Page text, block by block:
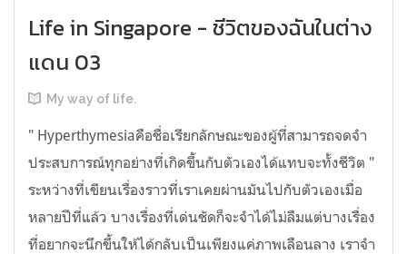
Life in Singapore - ชีวิตของฉันในต่าง
แดน 03
My way of life.
" Hyperthymesiaคือชื่อเรียกลักษณะของผู้ที่สามารถจดจำ
ประสบการณ์ทุกอย่างที่เกิดขึ้นกับตัวเองได้แทบจะทั้งชีวิต "
ระหว่างที่เขียนเรื่องราวที่เราเคยผ่านมันไปกับตัวเองเมื่อ
หลายปีที่แล้ว บางเรื่องที่เด่นชัดก็จะจำได้ไม่ลืมแต่บางเรื่อง
ที่อยากจะนึกขึ้นให้ได้กลับเป็นเพียงแค่ภาพเลือนลาง เราจำ